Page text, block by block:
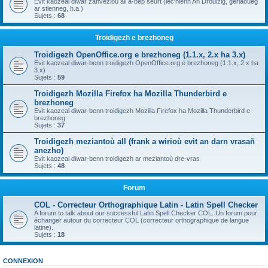
ar stlenneg, h.a.)
Sujets : 68
Troidigezh e brezhoneg
Troidigezh OpenOffice.org e brezhoneg (1.1.x, 2.x ha 3.x)
Evit kaozeal diwar-benn troidigezh OpenOffice.org e brezhoneg (1.1.x, 2.x ha
3.x)
Sujets : 59
Troidigezh Mozilla Firefox ha Mozilla Thunderbird e
brezhoneg
Evit kaozeal diwar-benn troidigezh Mozilla Firefox ha Mozilla Thunderbird e
brezhoneg
Sujets : 37
Troidigezh meziantoù all (frank a wirioù evit an darn vrasañ
anezho)
Evit kaozeal diwar-benn troidigezh ar meziantoù dre-vras
Sujets : 48
Forum
COL - Correcteur Orthographique Latin - Latin Spell Checker
A forum to talk about our successful Latin Spell Checker COL. Un forum pour
échanger autour du correcteur COL (correcteur orthographique de langue
latine).
Sujets : 18
CONNEXION